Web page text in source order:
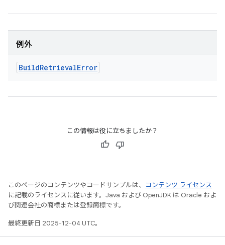
例外
BuildRetrievalError
この情報は役に立ちましたか？
このページのコンテンツやコードサンプルは、
コンテンツ ライセンス
に記載のライセンスに従います。Java および OpenJDK は Oracle およ
び関連会社の商標または登録商標です。
最終更新日 2025-12-04 UTC。